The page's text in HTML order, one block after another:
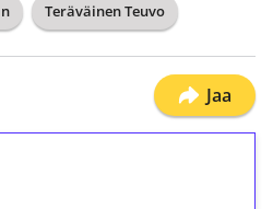
Teräväinen Teuvo
Jaa